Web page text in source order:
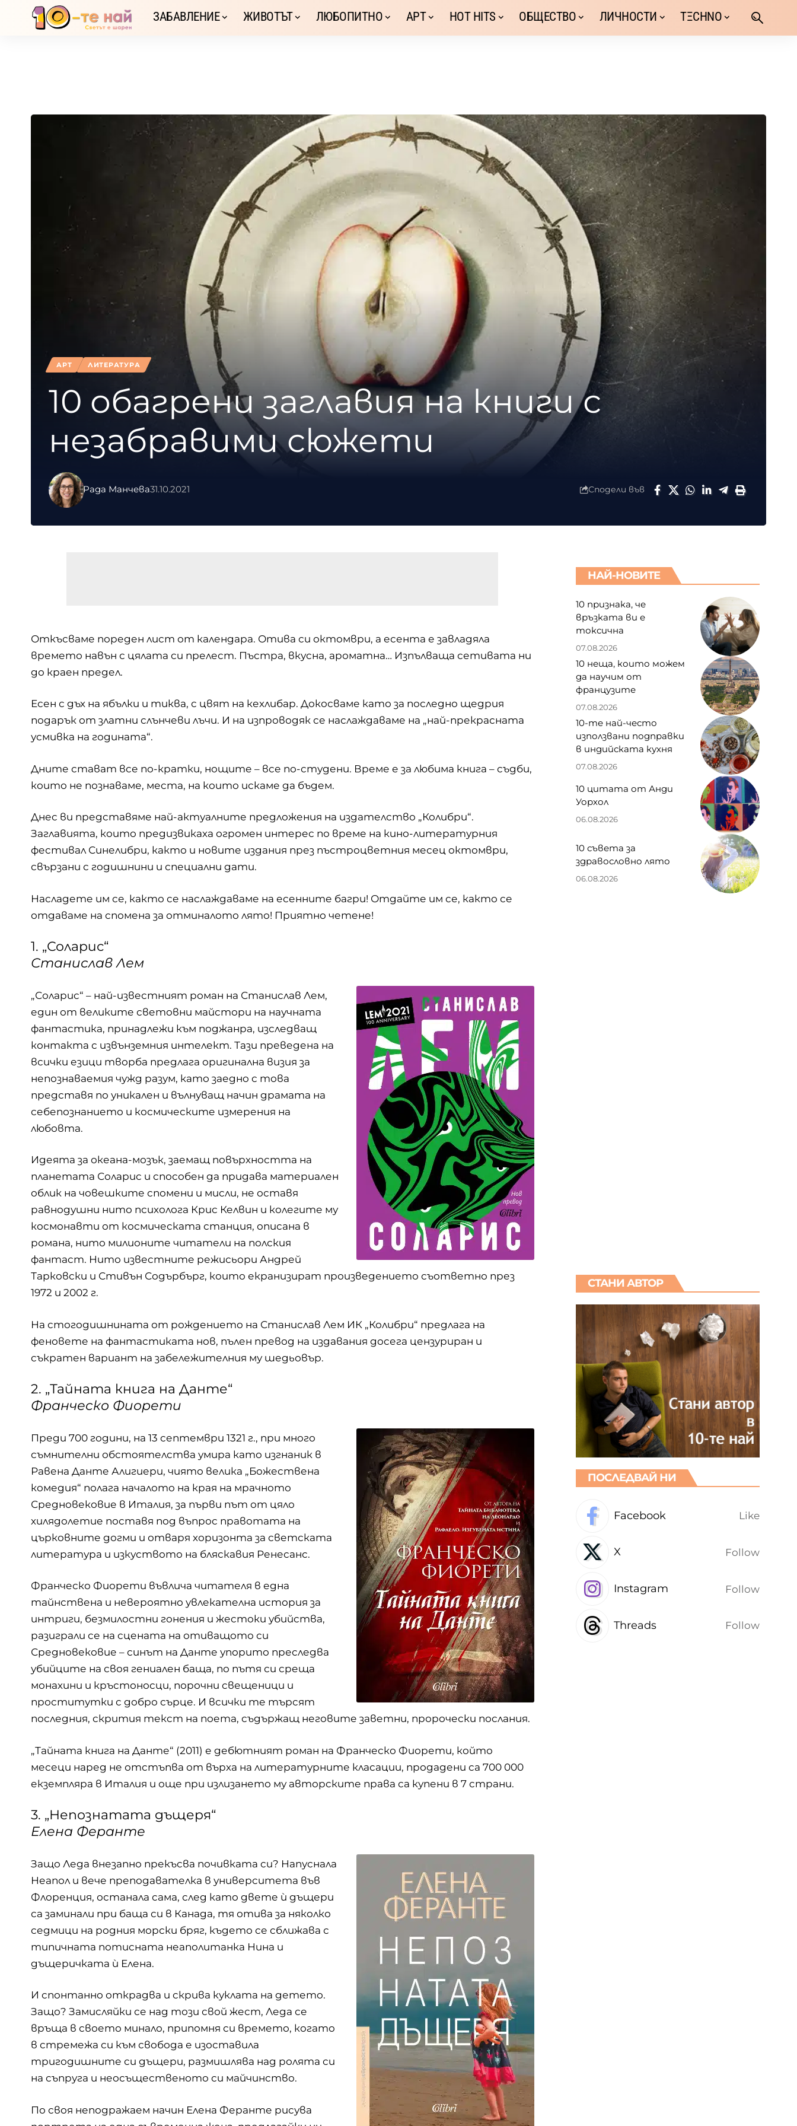
ЗАБАВЛЕНИЕ ЖИВОТЪТ ЛЮБОПИТНО АРТ HOT HITS ОБЩЕСТВО ЛИЧНОСТИ TΞCHNO
АРТ ЛИТЕРАТУРА
10 обагрени заглавия на книги с
незабравими сюжети
Рада Манчева31.10.2021 Сподели във
Откъсваме пореден лист от календара. Отива си октомври, а есента е завладяла
времето навън с цялата си прелест. Пъстра, вкусна, ароматна… Изпълваща сетивата ни
до краен предел.
Есен с дъх на ябълки и тиква, с цвят на кехлибар. Докосваме като за последно щедрия
подарък от златни слънчеви лъчи. И на изпроводяк се наслаждаваме на „най-прекрасната
усмивка на годината“.
Дните стават все по-кратки, нощите – все по-студени. Време е за любима книга – съдби,
които не познаваме, места, на които искаме да бъдем.
Днес ви представяме най-актуалните предложения на издателство „Колибри“.
Заглавията, които предизвикаха огромен интерес по време на кино-литературния
фестивал Синелибри, както и новите издания през пъстроцветния месец октомври,
свързани с годишнини и специални дати.
Насладете им се, както се наслаждаваме на есенните багри! Отдайте им се, както се
отдаваме на спомена за отминалото лято! Приятно четене!
1. „Соларис“
Станислав Лем
„Соларис“ – най-известният роман на Станислав Лем,
един от великите световни майстори на научната
фантастика, принадлежи към поджанра, изследващ
контакта с извънземния интелект. Тази преведена на
всички езици творба предлага оригинална визия за
непознаваемия чужд разум, като заедно с това
представя по уникален и вълнуващ начин драмата на
себепознанието и космическите измерения на
любовта.
Идеята за океана-мозък, заемащ повърхността на
планетата Соларис и способен да придава материален
облик на човешките спомени и мисли, не оставя
равнодушни нито психолога Крис Келвин и колегите му
космонавти от космическата станция, описана в
романа, нито милионите читатели на полския
фантаст. Нито известните режисьори Андрей
Тарковски и Стивън Содърбърг, които екранизират произведението съответно през
1972 и 2002 г.
На стогодишнината от рождението на Станислав Лем ИК „Колибри“ предлага на
феновете на фантастиката нов, пълен превод на издавания досега цензуриран и
съкратен вариант на забележителния му шедьовър.
2. „Тайната книга на Данте“
Франческо Фиорети
Преди 700 години, на 13 септември 1321 г., при много
съмнителни обстоятелства умира като изгнаник в
Равена Данте Алигиери, чиято велика „Божествена
комедия“ полага началото на края на мрачното
Средновековие в Италия, за първи път от цяло
хилядолетие поставя под въпрос правотата на
църковните догми и отваря хоризонта за светската
литература и изкуството на бляскавия Ренесанс.
Франческо Фиорети въвлича читателя в една
тайнствена и невероятно увлекателна история за
интриги, безмилостни гонения и жестоки убийства,
разиграли се на сцената на отиващото си
Средновековие – синът на Данте упорито преследва
убийците на своя гениален баща, по пътя си среща
монахини и кръстоносци, порочни свещеници и
проститутки с добро сърце. И всички те търсят
последния, скрития текст на поета, съдържащ неговите заветни, пророчески послания.
„Тайната книга на Данте“ (2011) е дебютният роман на Франческо Фиорети, който
месеци наред не отстъпва от върха на литературните класации, продадени са 700 000
екземпляра в Италия и още при излизането му авторските права са купени в 7 страни.
3. „Непознатата дъщеря“
Елена Феранте
Защо Леда внезапно прекъсва почивката си? Напуснала
Неапол и вече преподавателка в университета във
Флоренция, останала сама, след като двете ѝ дъщери
са заминали при баща си в Канада, тя отива за няколко
седмици на родния морски бряг, където се сближава с
типичната потисната неаполитанка Нина и
дъщеричката ѝ Елена.
И спонтанно открадва и скрива куклата на детето.
Защо? Замисляйки се над този свой жест, Леда се
връща в своето минало, припомня си времето, когато
в стремежа си към свобода е изоставила
тригодишните си дъщери, размишлява над ролята си
на съпруга и неосъщественото си майчинство.
По своя неподражаем начин Елена Феранте рисува
НАЙ-НОВИТЕ
10 признака, че
връзката ви е
токсична
07.08.2026
10 неща, които можем
да научим от
французите
07.08.2026
10-те най-често
използвани подправки
в индийската кухня
07.08.2026
10 цитата от Анди
Уорхол
06.08.2026
10 съвета за
здравословно лято
06.08.2026
СТАНИ АВТОР
ПОСЛЕДВАЙ НИ
Facebook Like
X Follow
Instagram Follow
Threads Follow